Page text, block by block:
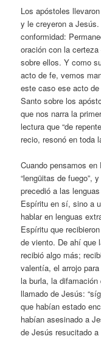
Los apóstoles
y le creyeron a
conformidad:
oración con la
sobre ellos. Y como
acto de fe, vemos
este caso ese acto
Santo sobre los
que nos narra la
lectura que “de
recio, resonó en toda
Cuando pensamos
“lengüitas de fuego”,
precedió a las
Espíritu en sí, sino a
hablar en lenguas
Espíritu que
de viento. De ahí que
recibió algo más;
valentía, el arrojo
la burla, la
llamado de Jesús:
que habían estado
habían asesinado a
de Jesús resucitado